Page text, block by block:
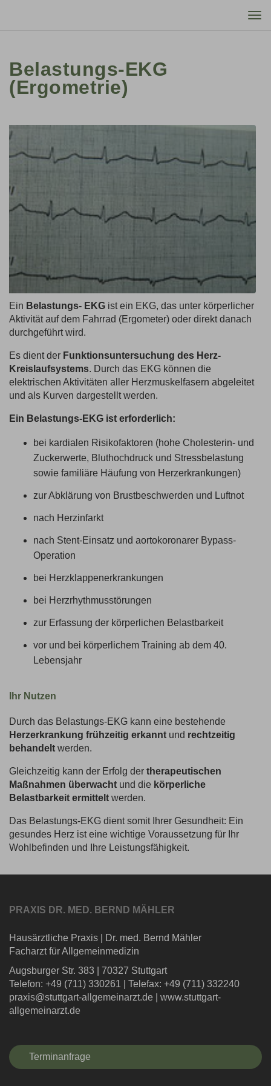
Belastungs-EKG
(Ergometrie)
Ein Belastungs- EKG ist ein EKG, das unter körperlicher
Aktivität auf dem Fahrrad (Ergometer) oder direkt danach
durchgeführt wird.
Es dient der Funktionsuntersuchung des Herz-
Kreislaufsystems. Durch das EKG können die
elektrischen Aktivitäten aller Herzmuskelfasern abgeleitet
und als Kurven dargestellt werden.
Ein Belastungs-EKG ist erforderlich:
bei kardialen Risikofaktoren (hohe Cholesterin- und
Zuckerwerte, Bluthochdruck und Stressbelastung
sowie familiäre Häufung von Herzerkrankungen)
zur Abklärung von Brustbeschwerden und Luftnot
nach Herzinfarkt
nach Stent-Einsatz und aortokoronarer Bypass-
Operation
bei Herzklappenerkrankungen
bei Herzrhythmusstörungen
zur Erfassung der körperlichen Belastbarkeit
vor und bei körperlichem Training ab dem 40.
Lebensjahr
Ihr Nutzen
Durch das Belastungs-EKG kann eine bestehende
Herzerkrankung frühzeitig erkannt und rechtzeitig
behandelt werden.
Gleichzeitig kann der Erfolg der therapeutischen
Maßnahmen überwacht und die körperliche
Belastbarkeit ermittelt werden.
Das Belastungs-EKG dient somit Ihrer Gesundheit: Ein
gesundes Herz ist eine wichtige Voraussetzung für Ihr
Wohlbefinden und Ihre Leistungsfähigkeit.
PRAXIS DR. MED. BERND MÄHLER
Hausärztliche Praxis
Dr. med. Bernd Mähler
Facharzt für Allgemeinmedizin
Augsburger Str. 383
70327 Stuttgart
Telefon: +49 (711) 330261
Telefax: +49 (711) 332240
praxis@stuttgart-allgemeinarzt.de
www.stuttgart-
allgemeinarzt.de
Terminanfrage